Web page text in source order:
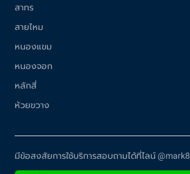
สาทร
สายไหม
หนองแขม
หนองจอก
หลักสี่
ห้วยขวาง
มีข้อสงสัยการใช้บริการสอบถามได้ที่ไลน์ @mark8